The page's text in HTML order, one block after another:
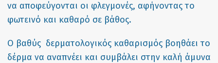
να αποφεύγονται οι φλεγμονές, αφήνοντας το
φωτεινό και καθαρό σε βάθος.
Ο βαθύς δερματολογικός καθαρισμός βοηθάει το
δέρμα να αναπνέει και συμβάλει στην καλή άμυνα